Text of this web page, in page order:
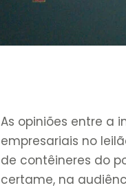
As opiniões entre a
empresariais no
de contêineres do
certame, na